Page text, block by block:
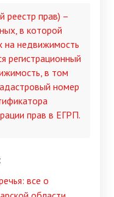
реестр прав) –
в которой
на недвижимость
регистрационный
в том
номер
прав в ЕГРП.
все о